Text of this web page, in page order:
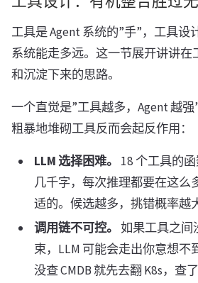
工具是 Agent 系统的”手”，工具设
系统能走多远。这一节展开讲讲在
和沉淀下来的思路。
一个直觉是”工具越多，Agent 越
粗暴地堆砌工具反而会起反作用：
LLM 选择困难。
18 个工具的
几千字，每次推理都要在这么
适的。候选越多，挑错概率越
调用链不可控。 如果工具之间
束，LLM 可能会走出你意想
没查 CMDB 就先去翻 K8s，查